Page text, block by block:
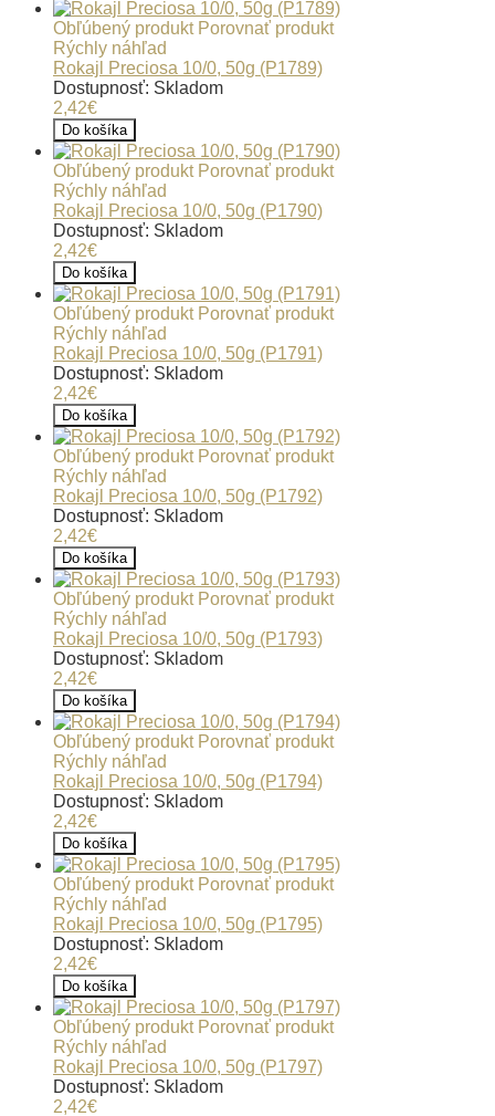
Obľúbený produkt Porovnať produkt
Rýchly náhľad
Rokajl Preciosa 10/0, 50g (P1789)
Dostupnosť: Skladom
2,42€
Do košíka
Obľúbený produkt Porovnať produkt
Rýchly náhľad
Rokajl Preciosa 10/0, 50g (P1790)
Dostupnosť: Skladom
2,42€
Do košíka
Obľúbený produkt Porovnať produkt
Rýchly náhľad
Rokajl Preciosa 10/0, 50g (P1791)
Dostupnosť: Skladom
2,42€
Do košíka
Obľúbený produkt Porovnať produkt
Rýchly náhľad
Rokajl Preciosa 10/0, 50g (P1792)
Dostupnosť: Skladom
2,42€
Do košíka
Obľúbený produkt Porovnať produkt
Rýchly náhľad
Rokajl Preciosa 10/0, 50g (P1793)
Dostupnosť: Skladom
2,42€
Do košíka
Obľúbený produkt Porovnať produkt
Rýchly náhľad
Rokajl Preciosa 10/0, 50g (P1794)
Dostupnosť: Skladom
2,42€
Do košíka
Obľúbený produkt Porovnať produkt
Rýchly náhľad
Rokajl Preciosa 10/0, 50g (P1795)
Dostupnosť: Skladom
2,42€
Do košíka
Obľúbený produkt Porovnať produkt
Rýchly náhľad
Rokajl Preciosa 10/0, 50g (P1797)
Dostupnosť: Skladom
2,42€